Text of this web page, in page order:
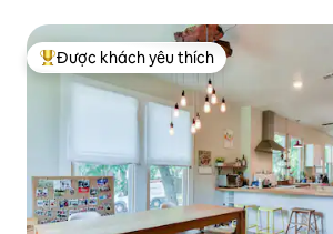
Được khách yêu thích nhất
Được khách yêu thích